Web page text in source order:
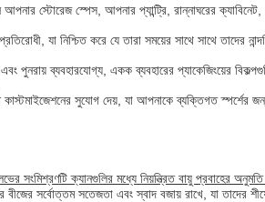
স্টোরেজ স্পেস, আপনার প্যান্ট্রি, রান্নাঘরের
যা নিশ্চিত করে যে তারা সময়ের সাথে সাথে তাদের
পুনরায় ব্যবহারযোগ্য, একক ব্যবহারের প্যাকেজিংয়ের
কাস্টমাইজেশনের সুযোগ দেয়, যা আপনাকে ব্যক্তিগত স্পর্শের
সংমিশ্রণটি ক্যানগুলির মধ্যে নিয়ন্ত্রিত বায়ু প্রবাহের
সর্বোত্তম সতেজতা এবং স্বাদ বজায় রাখে, যা তাদের